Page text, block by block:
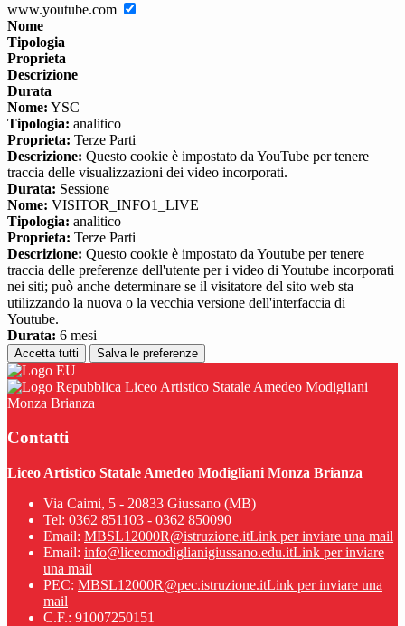
www.youtube.com
Nome
Tipologia
Proprieta
Descrizione
Durata
Nome: YSC
Tipologia: analitico
Proprieta: Terze Parti
Descrizione: Questo cookie è impostato da YouTube per tenere
traccia delle visualizzazioni dei video incorporati.
Durata: Sessione
Nome: VISITOR_INFO1_LIVE
Tipologia: analitico
Proprieta: Terze Parti
Descrizione: Questo cookie è impostato da Youtube per tenere
traccia delle preferenze dell'utente per i video di Youtube incorporati
nei siti; può anche determinare se il visitatore del sito web sta
utilizzando la nuova o la vecchia versione dell'interfaccia di
Youtube.
Durata: 6 mesi
Accetta tutti Salva le preferenze
Liceo Artistico Statale Amedeo Modigliani
Monza Brianza
Contatti
Liceo Artistico Statale Amedeo Modigliani Monza Brianza
Via Caimi, 5 - 20833 Giussano (MB)
Tel: 0362 851103 - 0362 850090
Email: MBSL12000R@istruzione.itLink per inviare una mail
Email: info@liceomodiglianigiussano.edu.itLink per inviare
una mail
PEC: MBSL12000R@pec.istruzione.itLink per inviare una
mail
C.F.: 91007250151